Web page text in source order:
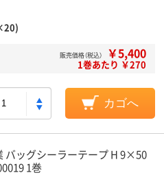
販売価格（税込） ￥5,400
1巻あたり ￥270
カゴへ
バッグシーラーテープ H 9×50
1巻